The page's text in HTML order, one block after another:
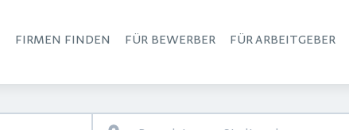
FIRMEN FINDEN FÜR BEWERBER FÜR ARBEITGEBER